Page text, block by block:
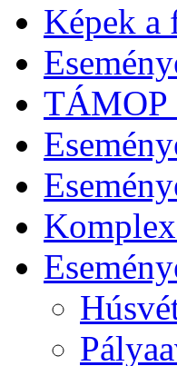
Képek a
TÁMOP